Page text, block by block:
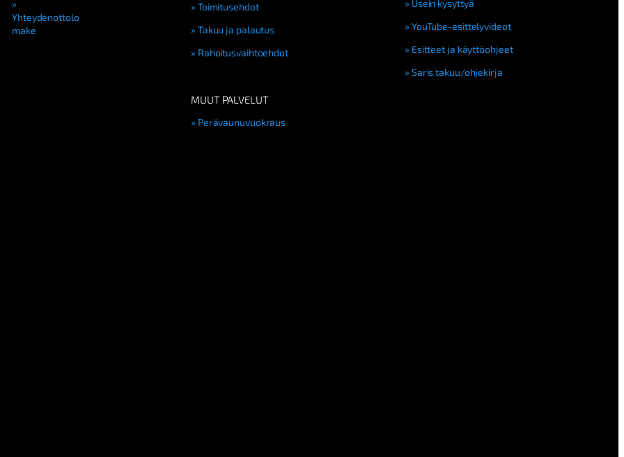
Yhteydenottolo
make
Toimitusehdot
Takuu ja palautus
Rahoitusvaihtoehdot
MUUT PALVELUT
Perävaunuvuokraus
Usein kysyttyä
YouTube-esittelyvideot
Esitteet ja käyttöohjeet
Saris takuu/ohjekirja